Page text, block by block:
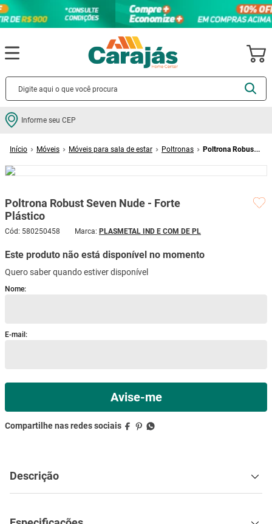
Informe seu CEP
Móveis Móveis para sala de estar Poltronas
Poltrona Robust
Poltrona Robust Seven Nude - Forte
Plástico
Cód: 580250458 PLASMETAL IND E COM DE PL
Este produto não está disponível no momento
Quero saber quando estiver disponível
Descrição
Termos mais buscados
2º porcelanato
5
6 º vaso sanitário
cadeira
9º